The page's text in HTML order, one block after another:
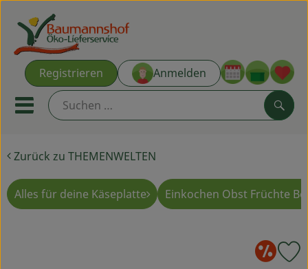
Registrieren Anmelden
Mobiles Menu öffnen oder
Ökokisten
Kochkisten
Zurück zu THEMENWELTEN
Alles für deine Käseplatte Einkochen Obst Früchte